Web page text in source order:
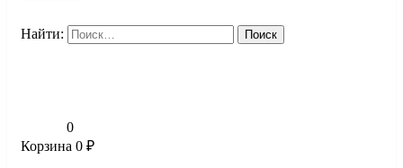
Найти:
0
Корзина 0 ₽